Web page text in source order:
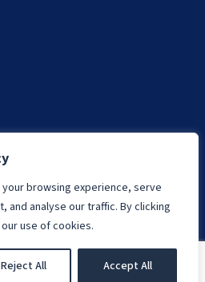
browsing experience, serve
and analyse our traffic. By clicking
use of cookies.
Reject All Accept All
Kõik õigused kaitstud.